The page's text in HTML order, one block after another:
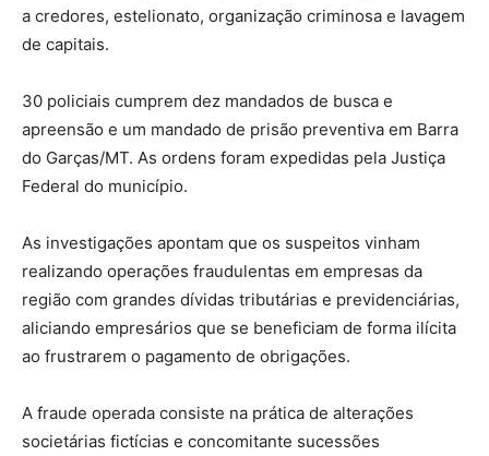
a credores, estelionato, organização criminosa e lavagem
de capitais.
30 policiais cumprem dez mandados de busca e
apreensão e um mandado de prisão preventiva em Barra
do Garças/MT. As ordens foram expedidas pela Justiça
Federal do município.
As investigações apontam que os suspeitos vinham
realizando operações fraudulentas em empresas da
região com grandes dívidas tributárias e previdenciárias,
aliciando empresários que se beneficiam de forma ilícita
ao frustrarem o pagamento de obrigações.
A fraude operada consiste na prática de alterações
societárias fictícias e concomitante sucessões